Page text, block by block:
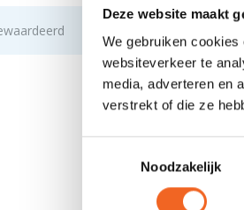
Deze website maakt
We gebruiken
websiteverkeer te
media, adverteren en
verstrekt of die ze
Noodzakelijk